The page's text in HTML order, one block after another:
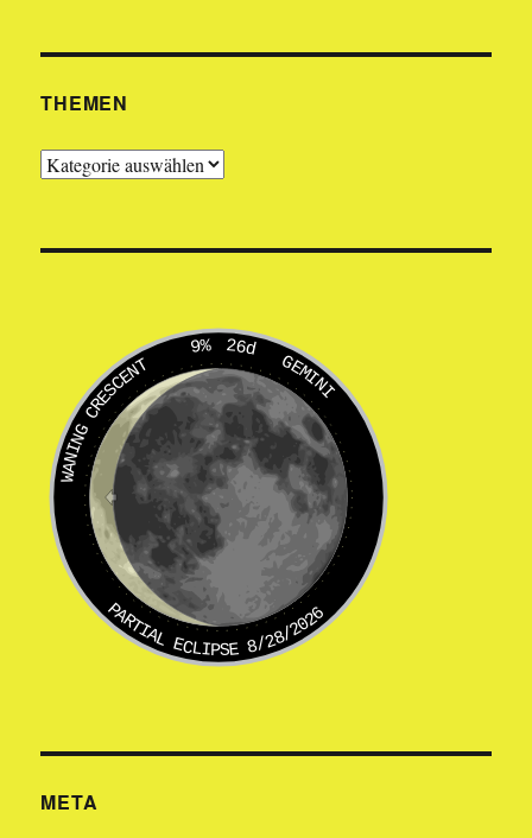
THEMEN
Themen
9% 26d
GEMINI
WANING CRESCENT
PARTIAL ECLIPSE 8/28/2026
META